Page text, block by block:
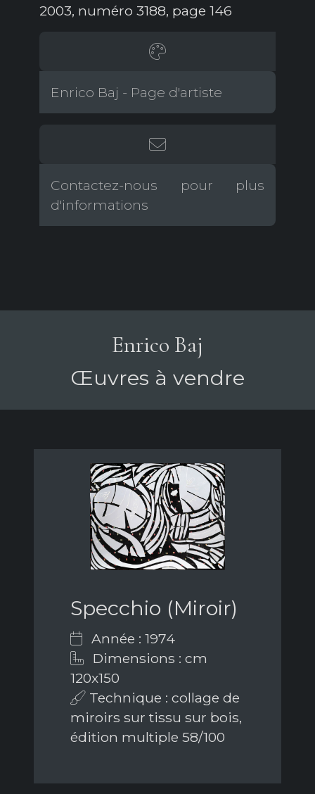
2003, numéro 3188, page 146
Enrico Baj - Page d'artiste
Contactez-nous pour plus
d'informations
Enrico Baj
Œuvres à vendre
Specchio (Miroir)
Année : 1974
Dimensions : cm
120x150
Technique : collage de
miroirs sur tissu sur bois,
édition multiple 58/100